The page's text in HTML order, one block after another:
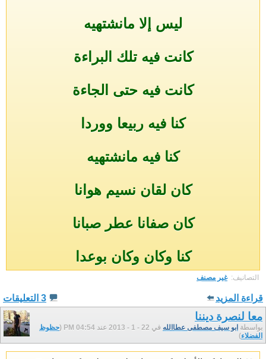
ليس إلا مانشتهيه
كانت فيه تلك البراءة
كانت فيه حتى الجاءة
كنا فيه ربيعا ووردا
كنا فيه مانشتهيه
كان لقان نسيم هوانا
كان صفانا عطر صبانا
كنا وكان وكان بوعدا
التصانيف: ‏غير مصنف
3 التعليقات قراءة المزيد
معا لنصرة ديننا
بواسطة ابو سيف مصطفى عطاالله في 22 - 1 - 2013 عند 04:54 PM (
حظوظ
الفضلاء)